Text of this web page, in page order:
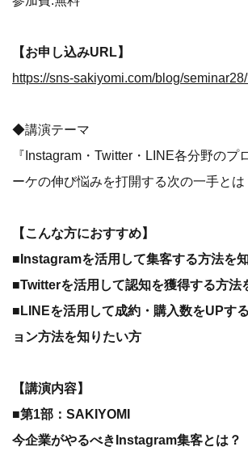
【お申し込みURL】
◆講演テーマ
『Instagram・Twitter・LINE各分野のプ
ーケの伸び悩みを打開する次の一手とは
【こんな方におすすめ】
■Instagramを活用して集客する方法を
■Twitterを活用して認知を獲得する方法
■LINEを活用して成約・購入数をUPす
ョン方法を知りたい方
【講演内容】
■第1部：SAKIYOMI
今企業がやるべきInstagram集客とは？